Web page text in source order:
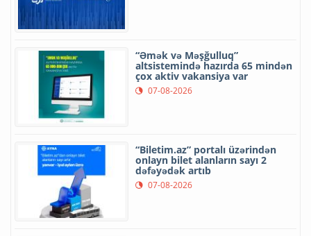
“Əmək və Məşğulluq”
altsistemində hazırda 65 mindən
çox aktiv vakansiya var
07-08-2026
“Biletim.az” portalı üzərindən
onlayn bilet alanların sayı 2
dəfəyədək artıb
07-08-2026